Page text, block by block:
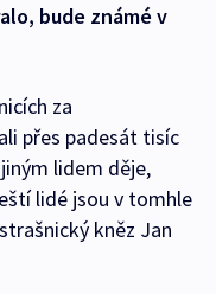
bude známé v
za
přes padesát tisíc
lidem děje,
lidé jsou v tomhle
kněz Jan